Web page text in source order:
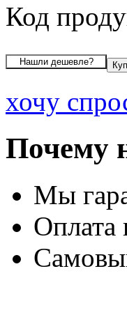
Код
хочу
Почему
Мы
Оплата